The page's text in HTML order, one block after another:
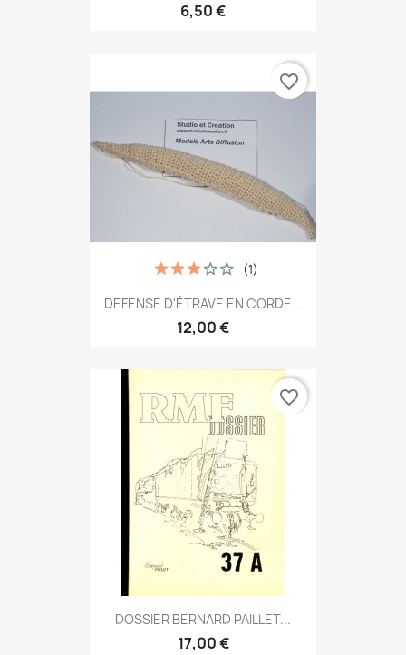
6,50 €
DEFENSE D'ÉTRAVE EN CORDE...
12,00 €
(1)
favorite_border
DOSSIER BERNARD PAILLET...
17,00 €
favorite_border